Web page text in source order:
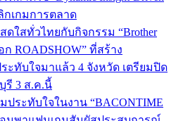
กเกมการตลาด
ดใสทั่วไทยกับกิจกรรม “Brother
ROADSHOW” ที่สร้าง
ทับใจมาแล้ว 4 จังหวัด เตรียมปิด
รี 3 ส.ค.นี้
ประทับใจในงาน “BACONTIME